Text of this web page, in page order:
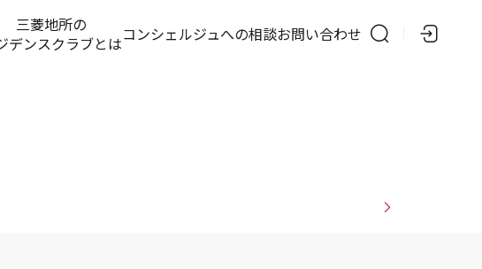
三菱地所の
デンスクラブとはコンシェルジュへの相談お問い合わせ